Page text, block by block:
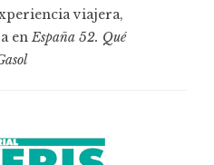
viajera,
enEspaña 52. Qué